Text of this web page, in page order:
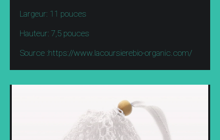
Largeur: 11 pouces
Hauteur: 7,5 pouces
Source :https://www.lacoursierebio-organic.com/